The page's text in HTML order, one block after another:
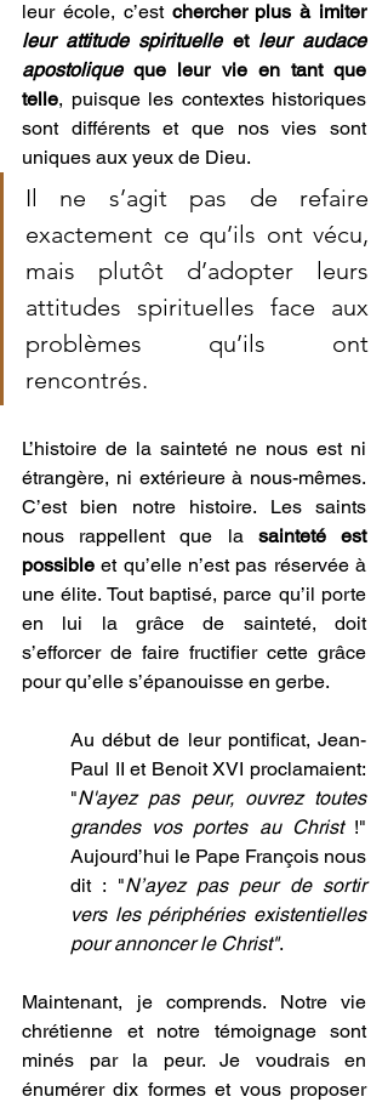
leur école, c’est
chercher plus à imiter
leur attitude spirituelle et leur audace
apostolique que leur vie en tant que
telle, puisque les contextes historiques
sont différents et que nos vies sont
uniques aux yeux de Dieu.
Il ne s’agit pas de refaire
exactement ce qu’ils ont vécu,
mais plutôt d’adopter leurs
attitudes spirituelles face aux
problèmes qu’ils ont
rencontrés.
L’histoire de la sainteté ne nous est ni
étrangère, ni extérieure à nous-mêmes.
C’est bien notre histoire. Les saints
nous rappellent que la sainteté est
possible et qu’elle n’est pas réservée à
une élite. Tout baptisé, parce qu’il porte
en lui la grâce de sainteté, doit
s’efforcer de faire fructifier cette grâce
pour qu’elle s’épanouisse en gerbe.
Au début de leur pontificat, Jean-
Paul II et Benoit XVI proclamaient:
"N'ayez pas peur, ouvrez toutes
grandes vos portes au Christ !"
Aujourd’hui le Pape François nous
dit : "N’ayez pas peur de sortir
vers les périphéries existentielles
pour annoncer le Christ".
Maintenant, je comprends. Notre vie
chrétienne et notre témoignage sont
minés par la peur. Je voudrais en
énumérer dix formes et vous proposer